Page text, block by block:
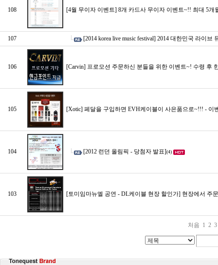
108 [4월 무이자 이벤트] 8개 카드사 무이자 이벤트~!! 최대 5
107 [2014 korea live music festival] 2014 대한민국 라이
106 [Carvin] 프로모션 주문하신 분들을 위한 이벤트~! 수령 후
105 [Xotic] 페달을 구입하면 EVH케이블이 사은품으로~!!! - 이
104 [2012 런던 올림픽 - 당첨자 발표](4)
103 [토미임마뉴엘 공연 - DL케이블 현장 할인가] 현장에서 주
처음 1 2 3